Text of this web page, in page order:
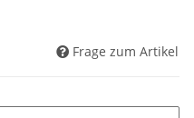
Frage zum Artikel